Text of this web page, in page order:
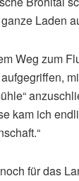
Laden
Weg zum
kam ich
für das